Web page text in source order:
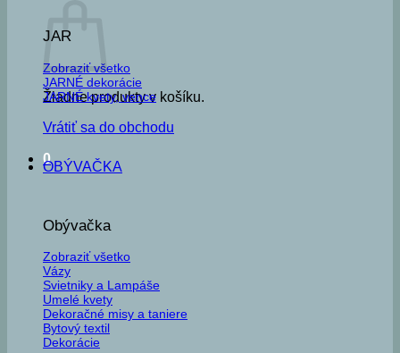
Žiadne produkty v košíku.
Vrátiť sa do obchodu
0
JAR
Zobraziť všetko
JARNÉ dekorácie
JARNÉ kvety, vence
OBÝVAČKA
Obývačka
Zobraziť všetko
Vázy
Svietniky a Lampáše
Umelé kvety
Dekoračné misy a taniere
Bytový textil
Dekorácie